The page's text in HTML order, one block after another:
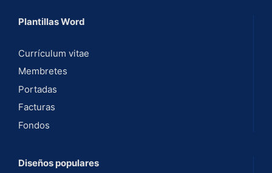
Plantillas Word
Currículum vitae
Membretes
Portadas
Facturas
Fondos
Diseños populares